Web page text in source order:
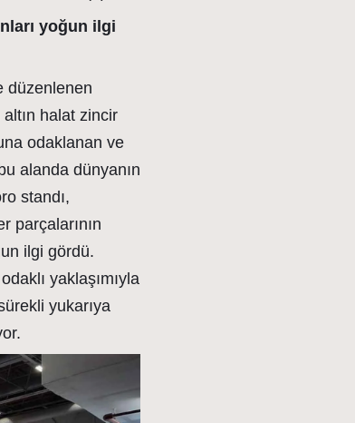
yoğun ilgi
düzenlenen
halat zincir
odaklanan ve
alanda dünyanın
standı,
parçalarının
ilgi gördü.
yaklaşımıyla
yukarıya